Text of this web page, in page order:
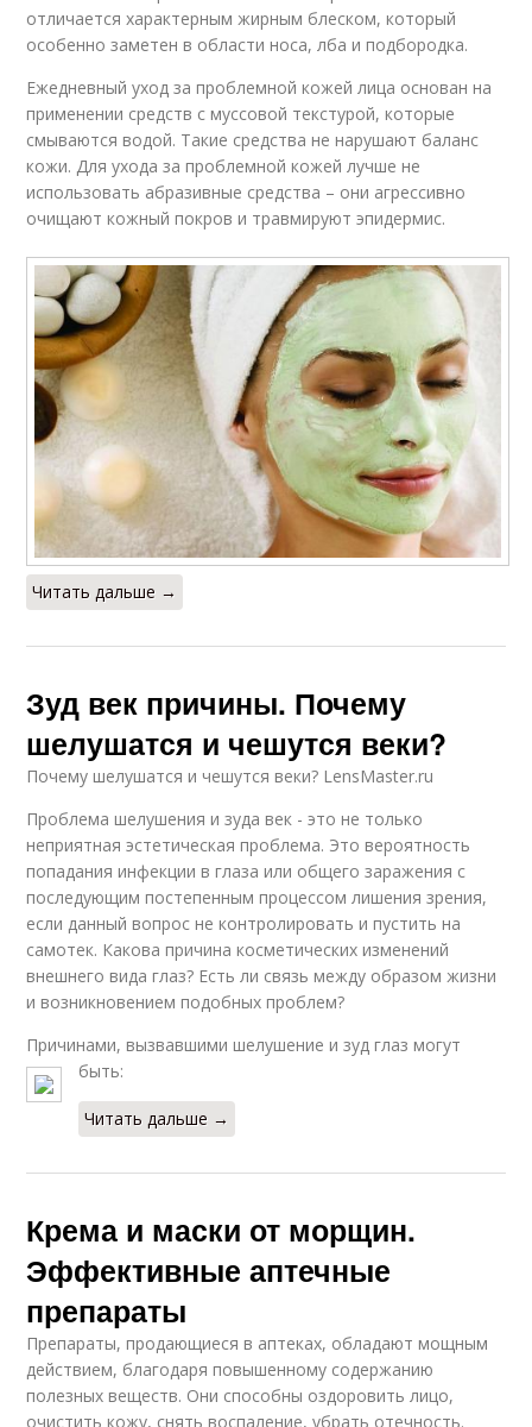
отличается характерным жирным блеском, который
особенно заметен в области носа, лба и подбородка.
Ежедневный уход за проблемной кожей лица основан на
применении средств с муссовой текстурой, которые
смываются водой. Такие средства не нарушают баланс
кожи. Для ухода за проблемной кожей лучше не
использовать абразивные средства – они агрессивно
очищают кожный покров и травмируют эпидермис.
Читать дальше →
Зуд век причины. Почему
шелушатся и чешутся веки?
Почему шелушатся и чешутся веки? LensMaster.ru
Проблема шелушения и зуда век - это не только
неприятная эстетическая проблема. Это вероятность
попадания инфекции в глаза или общего заражения с
последующим постепенным процессом лишения зрения,
если данный вопрос не контролировать и пустить на
самотек. Какова причина косметических изменений
внешнего вида глаз? Есть ли связь между образом жизни
и возникновением подобных проблем?
Причинами, вызвавшими шелушение и зуд глаз могут
быть:
Читать дальше →
Крема и маски от морщин.
Эффективные аптечные
препараты
Препараты, продающиеся в аптеках, обладают мощным
действием, благодаря повышенному содержанию
полезных веществ. Они способны оздоровить лицо,
очистить кожу, снять воспаление, убрать отечность.